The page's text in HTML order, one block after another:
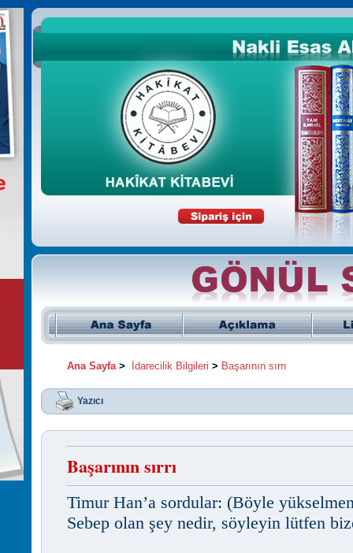
Ana Sayfa> İdarecilik Bilgileri > Başarının sırrı
Yazıcı
Başarının sırrı
Timur Han’a sordular: (Böyle
Sebep olan şey nedir, söyleyin lütfen